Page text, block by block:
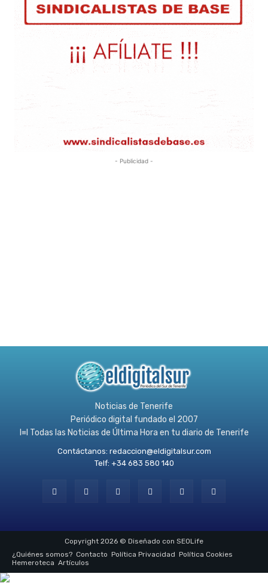
- Publicidad -
Noticias de Tenerife
Periódico digital fundado el 2007
l≡l Todas las Noticias de Última Hora en tu diario de Tenerife
Contáctanos: redaccion@eldigitalsur.com
Telf: +34 683 580 140
Copyright 2026 © Diseñado con SEOLife
¿Quiénes somos? Contacto Política Privacidad Política Cookies
Hemeroteca Artículos